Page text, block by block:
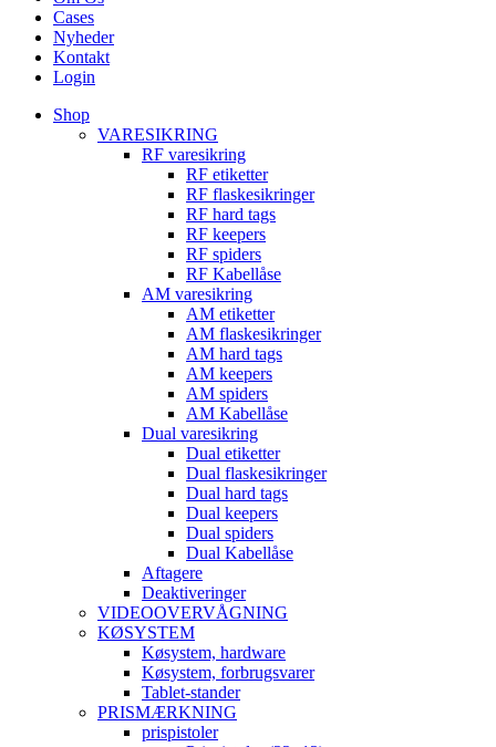
Cases
Nyheder
Kontakt
Login
Shop
VARESIKRING
RF varesikring
RF etiketter
RF flaskesikringer
RF hard tags
RF keepers
RF spiders
RF Kabellåse
AM varesikring
AM etiketter
AM flaskesikringer
AM hard tags
AM keepers
AM spiders
AM Kabellåse
Dual varesikring
Dual etiketter
Dual flaskesikringer
Dual hard tags
Dual keepers
Dual spiders
Dual Kabellåse
Aftagere
Deaktiveringer
VIDEOOVERVÅGNING
KØSYSTEM
Køsystem, hardware
Køsystem, forbrugsvarer
Tablet-stander
PRISMÆRKNING
prispistoler